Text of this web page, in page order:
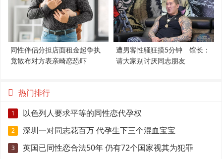
同性伴侣分担店面租金起争执
竟散布对方表亲畸恋恐吓
遭男客性骚狂摸5分钟 馆长：
请大家别讨厌同志朋友
热门排行
1 以色列人要求平等的同性恋代孕权
2 深圳一对同志花百万 代孕生下三个混血宝宝
3 英国已同性恋合法50年 仍有72个国家视其为犯罪